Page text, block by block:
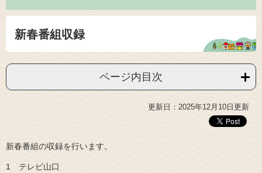
新春番組収録
ページ内目次
更新日：2025年12月10日更新
新春番組の収録を行います。
1 テレビ山口